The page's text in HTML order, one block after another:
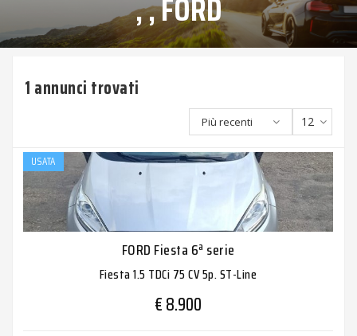
1 annunci trovati
12
Più recenti
USATA
FORD Fiesta 6ª serie
Fiesta 1.5 TDCi 75 CV 5p. ST-Line
€ 8.900